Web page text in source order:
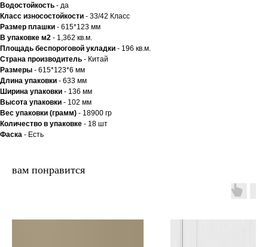
Водостойкость - да
Класс износостойкости - 33/42 Класс
Размер плашки - 615*123 мм
В упаковке м2 - 1,362 кв.м.
Площадь беспороговой укладки - 196 кв.м.
Страна производитель - Китай
Размеры - 615*123*6 мм
Длина упаковки - 633 мм
Ширина упаковки - 136 мм
Высота упаковки - 102 мм
Вес упаковки (грамм) - 18900 гр
Количество в упаковке - 18 шт
Фаска - Есть
вам понравится